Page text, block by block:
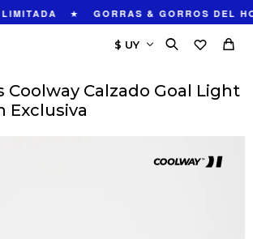
★ GORRAS & GORROS DEL
Coolway Calzado Goal Light
Exclusiva